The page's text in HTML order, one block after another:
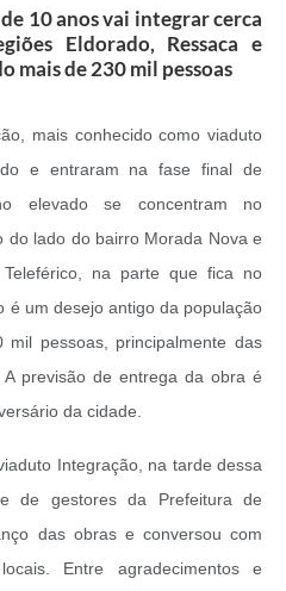
10 anos vai integrar cerca
Eldorado, Ressaca e
mais de 230 mil pessoas
mais conhecido como viaduto
e entraram na fase final de
elevado se concentram no
do lado do bairro Morada Nova e
na parte que fica no
é um desejo antigo da população
pessoas, principalmente das
previsão de entrega da obra é
da cidade.
Integração, na tarde dessa
de gestores da Prefeitura de
das obras e conversou com
Entre agradecimentos e